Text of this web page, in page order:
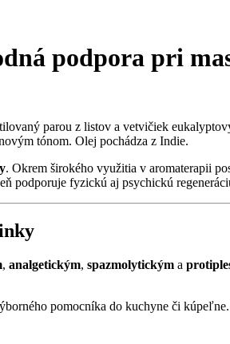
podpora pri
parou z listov a vetvičiek
tónom. Olej pochádza z Indie.
. Okrem širokého využitia v aromaterapii
podporuje fyzickú aj psychickú
, analgetickým, spazmolytickým a
pomocníka do kuchyne či